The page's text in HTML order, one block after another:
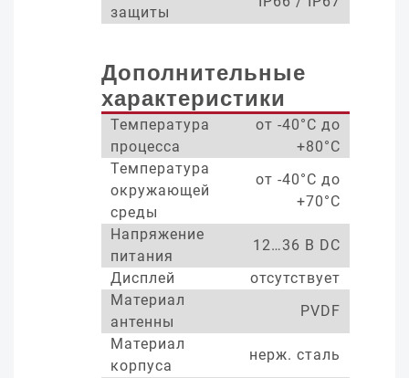
защиты
Дополнительные
характеристики
Температура
процесса
от -40°С до
+80°С
Температура
окружающей
среды
от -40°С до
+70°С
Напряжение
питания
12…36 В DC
Дисплей
отсутствует
Материал
антенны
PVDF
Материал
корпуса
нерж. сталь